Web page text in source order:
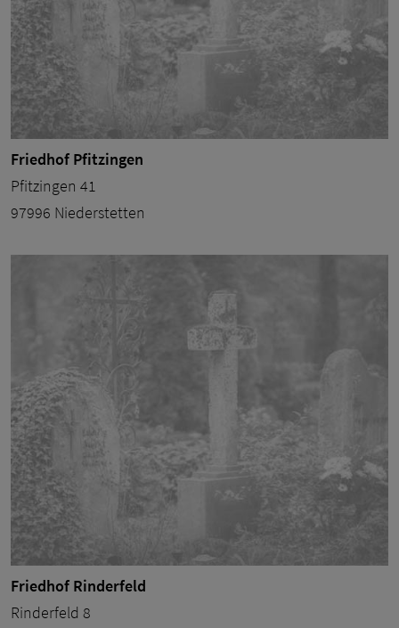
Friedhof Pfitzingen
Pfitzingen 41
97996 Niederstetten
Friedhof Rinderfeld
Rinderfeld 8